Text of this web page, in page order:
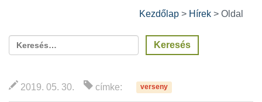
Kezdőlap > Hírek > Oldal
2019. 05. 30. címke: verseny